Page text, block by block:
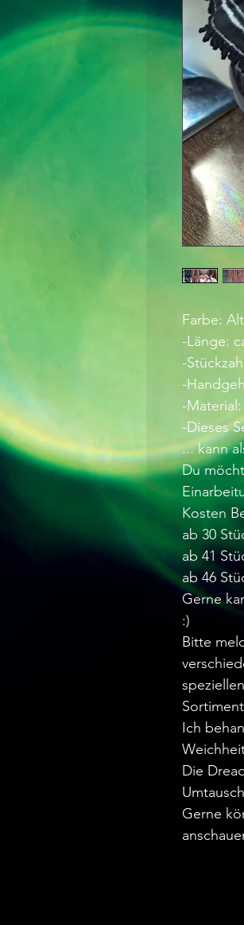
Farbe:
-Länge:
-
-
-
-Dieses
... kann
Du
Kosten
ab 30
ab 41
ab 46
Gerne
:)
Bitte
Ich
Die
Gerne